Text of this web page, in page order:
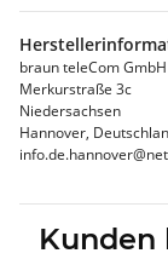
braun teleCom GmbH
Merkurstraße 3c
Niedersachsen
Hannover,
Kunden